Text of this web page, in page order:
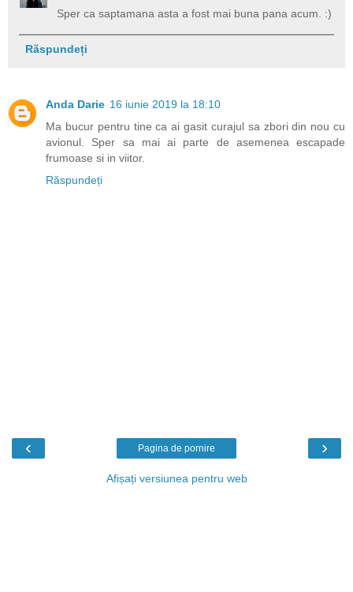
Sper ca saptamana asta a fost mai buna pana acum. :)
Răspundeți
Anda Darie 16 iunie 2019 la 18:10
Ma bucur pentru tine ca ai gasit curajul sa zbori din nou cu
avionul. Sper sa mai ai parte de asemenea escapade
frumoase si in viitor.
Răspundeți
‹ ›
Pagina de pornire
Afișați versiunea pentru web